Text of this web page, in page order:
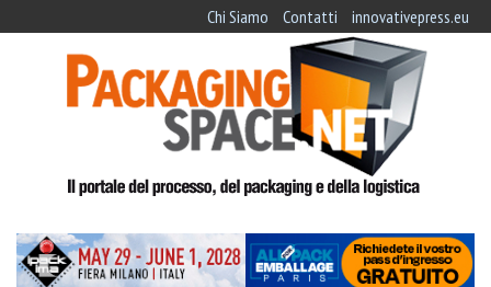
Chi Siamo Contatti innovativepress.eu